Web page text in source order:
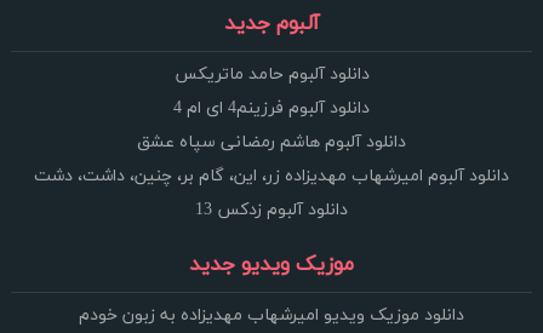
آلبوم جدید
دانلود آلبوم حامد ماتریکس
دانلود آلبوم فرزینم4 ای ام 4
دانلود آلبوم هاشم رمضانی سپاه عشق
دانلود آلبوم امیرشهاب مهدیزاده زر، این، گام بر، چنین، داشت، دشت
دانلود آلبوم زدکس 13
موزیک ویدیو جدید
دانلود موزیک ویدیو امیرشهاب مهدیزاده به زبون خودم